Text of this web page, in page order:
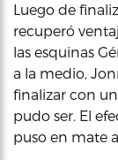
Luego de
recuperó
las esquinas
a la medio,
finalizar con
pudo ser. El
puso en mate a